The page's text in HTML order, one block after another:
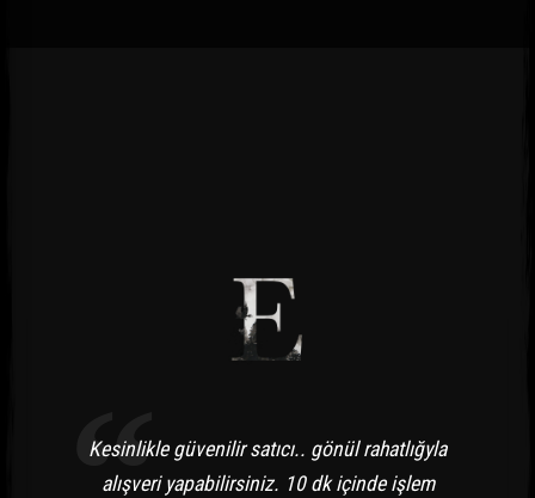
Kesinlikle güvenilir satıcı.. gönül rahatlığyla
alışveri yapabilirsiniz. 10 dk içinde işlem